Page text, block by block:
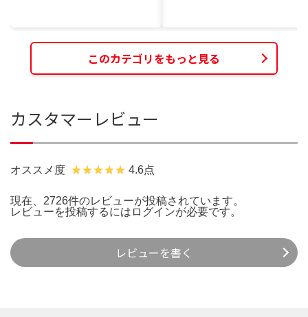
このカテゴリをもっと見る
カスタマーレビュー
オススメ度 4.6点
現在、2726件のレビューが投稿されています。
レビューを投稿するには ログインが必要です。
レビューを書く